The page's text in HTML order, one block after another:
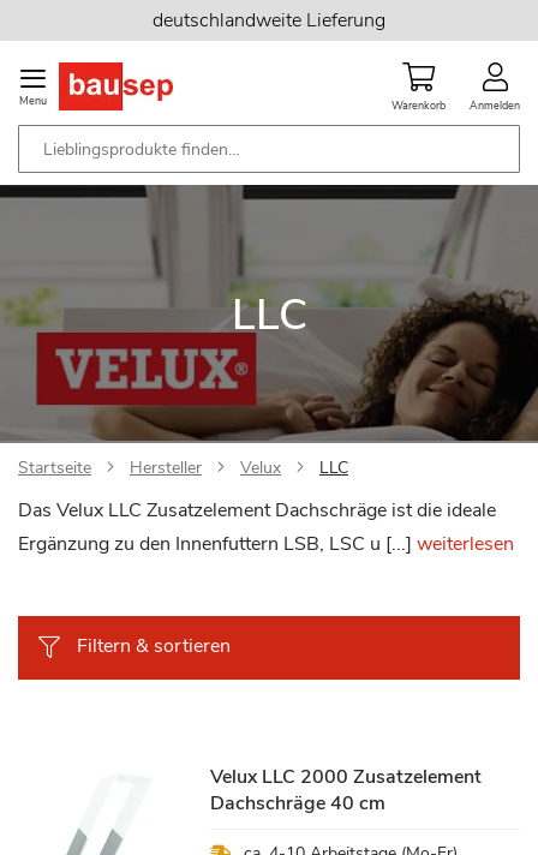
Inhalt
springen
deutschlandweite Lieferung
Menu Warenkorb Anmelden
LLC
Startseite Hersteller Velux LLC
Das Velux LLC Zusatzelement Dachschräge ist die ideale
Ergänzung zu den Innenfuttern LSB, LSC u [...] weiterlesen
Filtern & sortieren
Velux LLC 2000 Zusatzelement
Dachschräge 40 cm